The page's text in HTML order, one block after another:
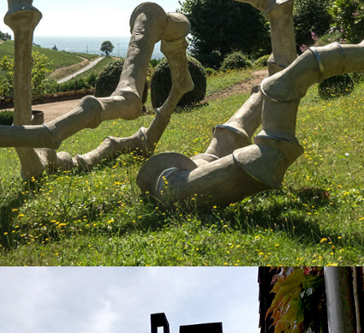
2016
"ÉLOGE DE LA SUITE"